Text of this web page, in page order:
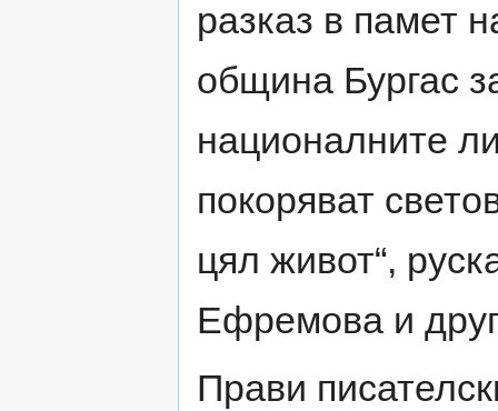
разказ в памет
община Бургас
националните
покоряват
цял живот“,
Ефремова и
Прави